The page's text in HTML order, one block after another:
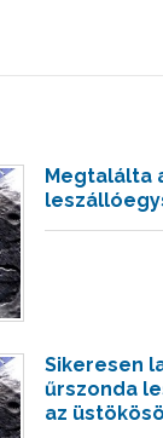
Megtalálta
Sikeresen
űrszonda
az